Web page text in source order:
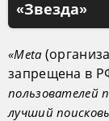
«Звезда»
«Meta
запрещена в
пользователей
лучший